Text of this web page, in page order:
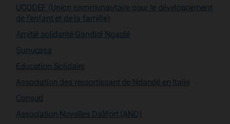
UCODEF (Union communautaire pour le développement
de l’enfant et de la famille)
Amitié solidarité Gandiol Ngaolé
Sunucasa
Education Solidaire
Association des ressortissant de Ndandé en Italie
Consud
Association Noyelles Dalifort (AND)